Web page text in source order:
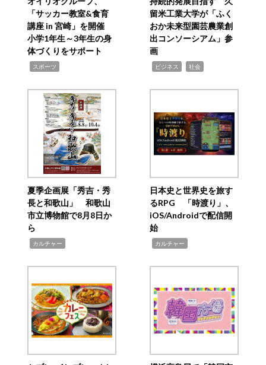
「サッカー教室&食育
講座 in 宮崎」を開催
小学1年生～3年生の身
体づくりをサポート
スポーツ
留米工業大学が「ふく
おか未来型園芸農業創
出コンソーシアム」参
画
ビジネス 社会
夏季企画展「秀吉・秀
長と和歌山」 和歌山
市立博物館で8月8日か
ら
カルチャー
日本史と世界史を旅す
るRPG 「時渡り」、
iOS/Androidで配信開
始
カルチャー